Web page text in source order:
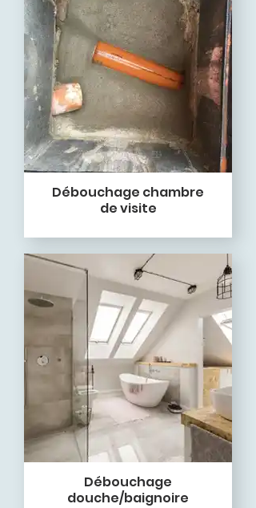
Débouchage chambre
de visite
Débouchage
douche/baignoire